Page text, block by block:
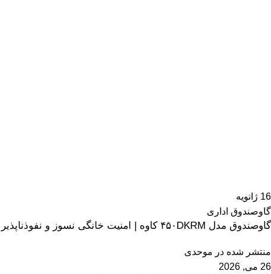
16 ژانویه
گاوصندوق اداری
گاوصندوق مدل ۴۵۰DKRM کاوه | امنیت خانگی نسوز و نفوذناپذیر
منتشر شده در موحدی
26 می, 2026